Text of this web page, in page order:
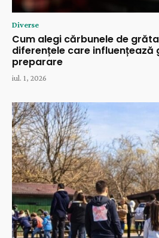
Diverse
Cum alegi cărbunele de
diferențele care influențează
preparare
iul. 1, 2026